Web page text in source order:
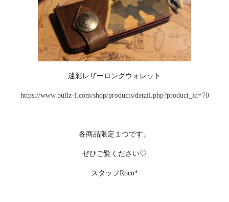
迷彩レザーロングウォレット
https://www.bullz-f.com/shop/products/detail.php?product_id=70
各商品限定１つです。
ぜひご覧ください♡
スタッフRoco*